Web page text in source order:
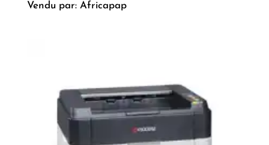
Vendu par: Africapap